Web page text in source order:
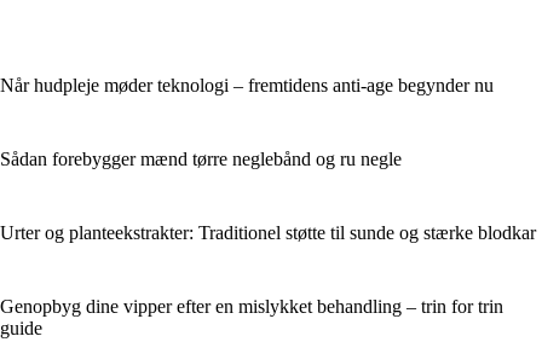
Når hudpleje møder teknologi – fremtidens anti-age begynder nu
Sådan forebygger mænd tørre neglebånd og ru negle
Urter og planteekstrakter: Traditionel støtte til sunde og stærke blodkar
Genopbyg dine vipper efter en mislykket behandling – trin for trin
guide